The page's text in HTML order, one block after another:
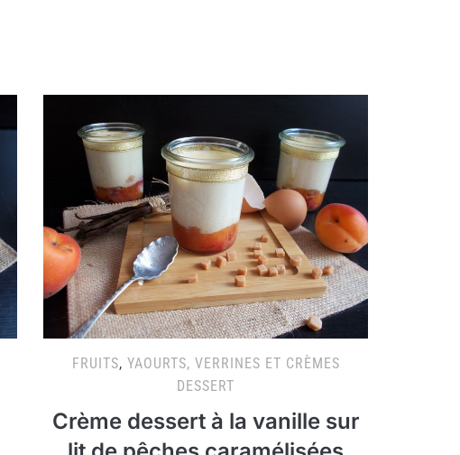
FRUITS, YAOURTS, VERRINES ET CRÈMES
DESSERT
Crème dessert à la vanille sur